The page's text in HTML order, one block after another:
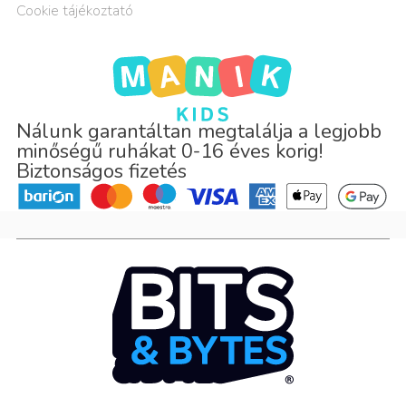
Nálunk garantáltan megtalálja a legjobb
minőségű ruhákat 0-16 éves korig!
Biztonságos fizetés
Cookie tájékoztató